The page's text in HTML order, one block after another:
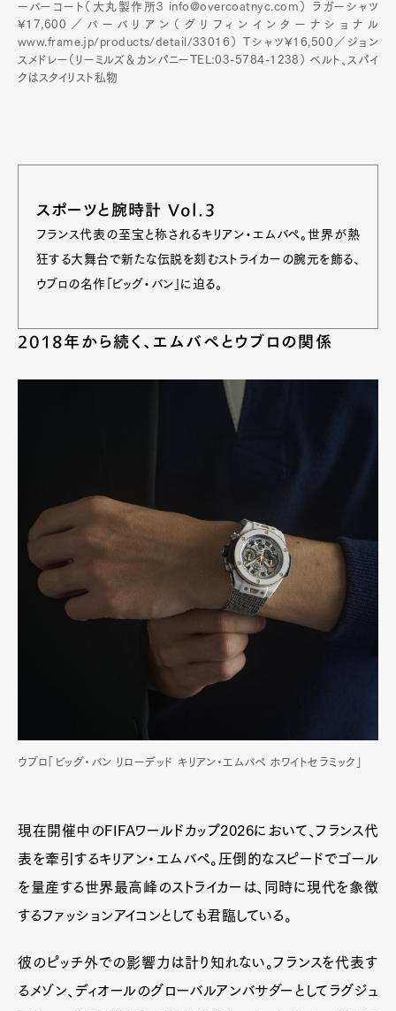
ーバーコート（大丸製作所3 info@overcoatnyc.com） ラガーシャツ
¥17,600／バーバリアン（グリフィンインターナショナル
www.frame.jp/products/detail/33016） Tシャツ¥16,500／ジョン
スメドレー（リーミルズ＆カンパニーTEL:03-5784-1238） ベルト、スパイ
クはスタイリスト私物
スポーツと腕時計 Vol.3
フランス代表の至宝と称されるキリアン・エムバペ。世界が熱
狂する大舞台で新たな伝説を刻むストライカーの腕元を飾る、
ウブロの名作「ビッグ・バン」に迫る。
2018年から続く、エムバペとウブロの関係
ウブロ「ビッグ・バン リローデッド キリアン・エムバペ ホワイトセラミック」
現在開催中のFIFAワールドカップ2026において、フランス代
表を牽引するキリアン・エムバペ。圧倒的なスピードでゴール
を量産する世界最高峰のストライカーは、同時に現代を象徴
するファッションアイコンとしても君臨している。
彼のピッチ外での影響力は計り知れない。フランスを代表す
るメゾン、ディオールのグローバルアンバサダーとしてラグジュ